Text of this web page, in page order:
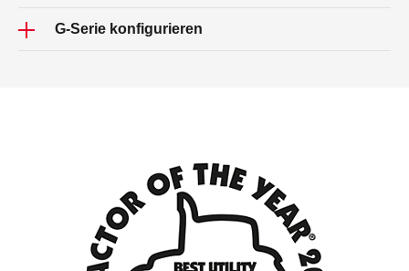
G-Serie konfigurieren